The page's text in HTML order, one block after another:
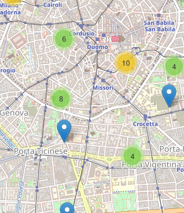
6
4
4
8
10